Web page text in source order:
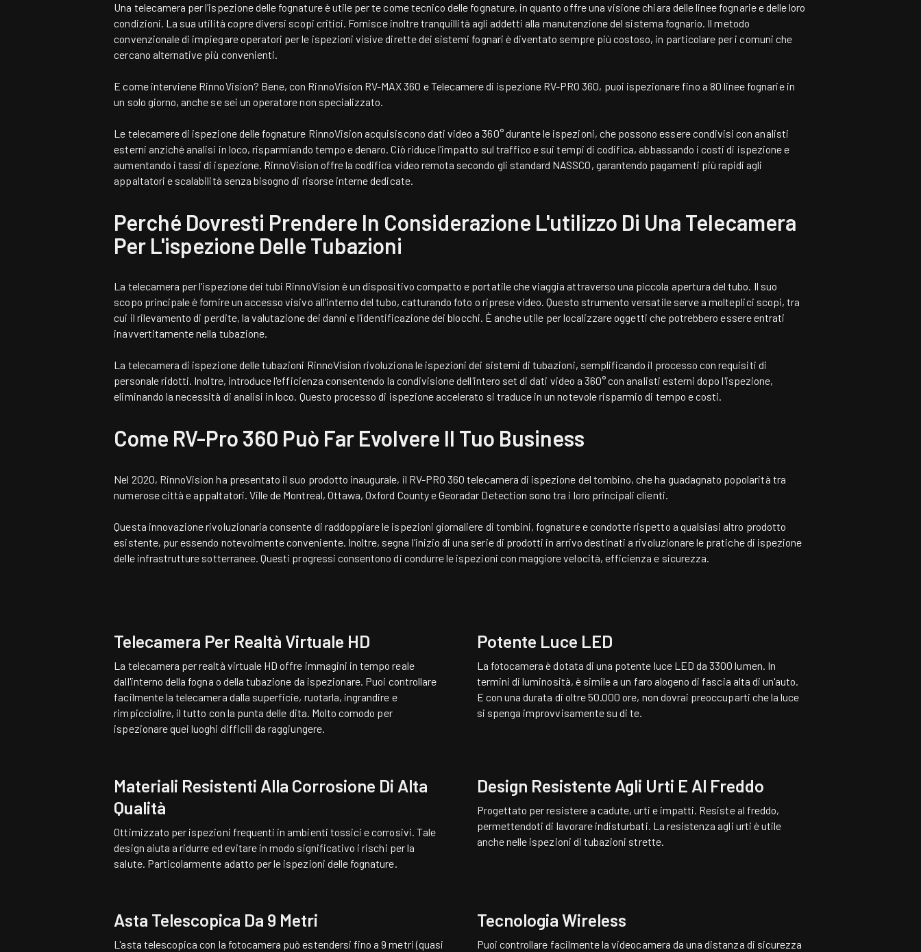
Una telecamera per l'ispezione delle fognature è utile per te come tecnico delle fognature, in quanto offre una visione chiara delle linee fognarie e delle loro
condizioni. La sua utilità copre diversi scopi critici. Fornisce inoltre tranquillità agli addetti alla manutenzione del sistema fognario. Il metodo
convenzionale di impiegare operatori per le ispezioni visive dirette dei sistemi fognari è diventato sempre più costoso, in particolare per i comuni che
cercano alternative più convenienti.
E come interviene RinnoVision? Bene, con RinnoVision RV-MAX 360 eTelecamere di ispezione RV-PRO 360, puoi ispezionare fino a 80 linee fognarie in
un solo giorno, anche se sei un operatore non specializzato.
Le telecamere di ispezione delle fognature RinnoVision acquisiscono dati video a 360° durante le ispezioni, che possono essere condivisi con analisti
esterni anziché analisi in loco, risparmiando tempo e denaro. Ciò riduce l'impatto sul traffico e sui tempi di codifica, abbassando i costi di ispezione e
aumentando i tassi di ispezione. RinnoVision offre la codifica video remota secondo gli standard NASSCO, garantendo pagamenti più rapidi agli
appaltatori e scalabilità senza bisogno di risorse interne dedicate.
Perché Dovresti Prendere In Considerazione L'utilizzo Di Una Telecamera
Per L'ispezione Delle Tubazioni
La telecamera per l'ispezione dei tubi RinnoVision è un dispositivo compatto e portatile che viaggia attraverso una piccola apertura del tubo. Il suo
scopo principale è fornire un accesso visivo all'interno del tubo, catturando foto o riprese video. Questo strumento versatile serve a molteplici scopi, tra
cui il rilevamento di perdite, la valutazione dei danni e l'identificazione dei blocchi. È anche utile per localizzare oggetti che potrebbero essere entrati
inavvertitamente nella tubazione.
La telecamera di ispezione delle tubazioni RinnoVision rivoluziona le ispezioni dei sistemi di tubazioni, semplificando il processo con requisiti di
personale ridotti. Inoltre, introduce l'efficienza consentendo la condivisione dell'intero set di dati video a 360° con analisti esterni dopo l'ispezione,
eliminando la necessità di analisi in loco. Questo processo di ispezione accelerato si traduce in un notevole risparmio di tempo e costi.
Come RV-Pro 360 Può Far Evolvere Il Tuo Business
Nel 2020, RinnoVision ha presentato il suo prodotto inaugurale, il RV-PRO 360 telecamera di ispezione del tombino, che ha guadagnato popolarità tra
numerose città e appaltatori. Ville de Montreal, Ottawa, Oxford County e Georadar Detection sono tra i loro principali clienti.
Questa innovazione rivoluzionaria consente di raddoppiare le ispezioni giornaliere di tombini, fognature e condotte rispetto a qualsiasi altro prodotto
esistente, pur essendo notevolmente conveniente. Inoltre, segna l'inizio di una serie di prodotti in arrivo destinati a rivoluzionare le pratiche di ispezione
delle infrastrutture sotterranee. Questi progressi consentono di condurre le ispezioni con maggiore velocità, efficienza e sicurezza.
Telecamera Per Realtà Virtuale HD
La telecamera per realtà virtuale HD offre immagini in tempo reale
dall'interno della fogna o della tubazione da ispezionare. Puoi controllare
facilmente la telecamera dalla superficie, ruotarla, ingrandire e
rimpicciolire, il tutto con la punta delle dita. Molto comodo per
ispezionare quei luoghi difficili da raggiungere.
Potente Luce LED
La fotocamera è dotata di una potente luce LED da 3300 lumen. In
termini di luminosità, è simile a un faro alogeno di fascia alta di un'auto.
E con una durata di oltre 50.000 ore, non dovrai preoccuparti che la luce
si spenga improvvisamente su di te.
Materiali Resistenti Alla Corrosione Di Alta
Qualità
Ottimizzato per ispezioni frequenti in ambienti tossici e corrosivi. Tale
design aiuta a ridurre ed evitare in modo significativo i rischi per la
salute. Particolarmente adatto per le ispezioni delle fognature.
Design Resistente Agli Urti E Al Freddo
Progettato per resistere a cadute, urti e impatti. Resiste al freddo,
permettendoti di lavorare indisturbati. La resistenza agli urti è utile
anche nelle ispezioni di tubazioni strette.
Asta Telescopica Da 9 Metri
L'asta telescopica con la fotocamera può estendersi fino a 9 metri (quasi
Tecnologia Wireless
Puoi controllare facilmente la videocamera da una distanza di sicurezza